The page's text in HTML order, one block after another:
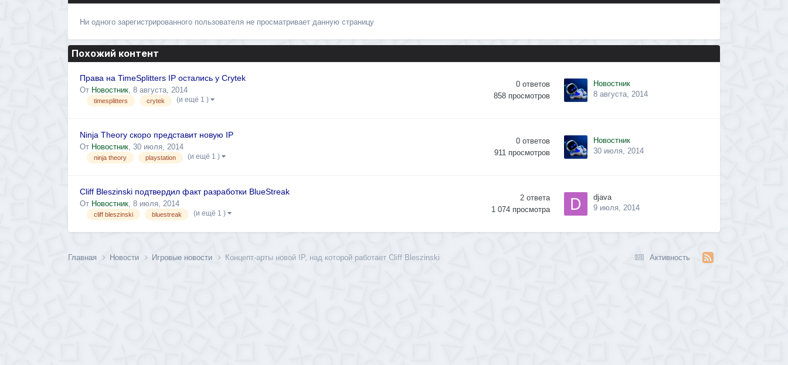
Ни одного зарегистрированного пользователя не просматривает данную страницу
Похожий контент
Права на TimeSplitters IP остались у Crytek
От Новостник, 8 августа, 2014
timesplitters crytek (и ещё 1 )
0 ответов
858 просмотров
Новостник
8 августа, 2014
Ninja Theory скоро представит новую IP
От Новостник, 30 июля, 2014
ninja theory playstation (и ещё 1 )
0 ответов
911 просмотров
Новостник
30 июля, 2014
Cliff Bleszinski подтвердил факт разработки BlueStreak
От Новостник, 8 июля, 2014
cliff bleszinski bluestreak (и ещё 1 )
2 ответа
1 074 просмотра
djava
9 июля, 2014
Активность
Главная Новости Игровые новости Концепт-арты новой IP, над которой работает Cliff Bleszinski